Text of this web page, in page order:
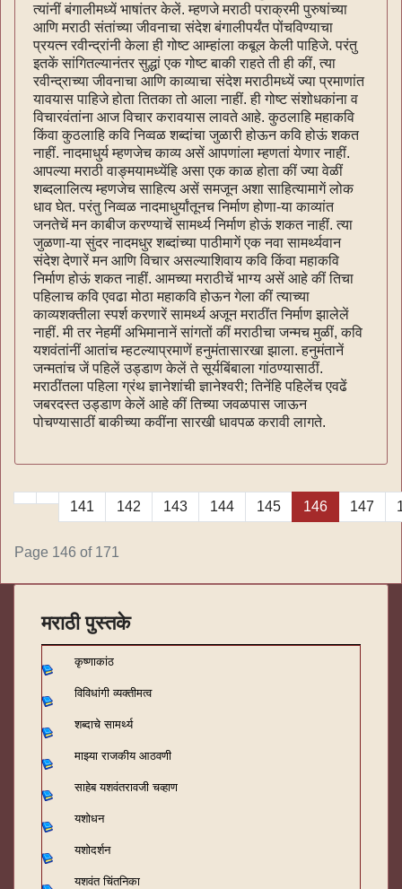
त्यांनीं बंगालीमध्यें भाषांतर केलें. म्हणजे मराठी पराक्रमी पुरुषांच्या
आणि मराठी संतांच्या जीवनाचा संदेश बंगालीपर्यंत पोंचविण्याचा
प्रयत्न रवीन्द्रांनी केला ही गोष्ट आम्हांला कबूल केली पाहिजे. परंतु
इतकें सांगितल्यानंतर सुद्धां एक गोष्ट बाकी राहते ती ही कीं, त्या
रवीन्द्राच्या जीवनाचा आणि काव्याचा संदेश मराठीमध्यें ज्या प्रमाणांत
यावयास पाहिजे होता तितका तो आला नाहीं. ही गोष्ट संशोधकांना व
विचारवंतांना आज विचार करावयास लावते आहे. कुठलाहि महाकवि
किंवा कुठलाहि कवि निव्वळ शब्दांचा जुळारी होऊन कवि होऊं शकत
नाहीं. नादमाधुर्य म्हणजेच काव्य असें आपणांला म्हणतां येणार नाहीं.
आपल्या मराठी वाङ्मयामध्येंहि असा एक काळ होता कीं ज्या वेळीं
शब्दलालित्य म्हणजेच साहित्य असें समजून अशा साहित्यामागें लोक
धाव घेत. परंतु निव्वळ नादमाधुर्यांतूनच निर्माण होणा-या काव्यांत
जनतेचें मन काबीज करण्याचें सामर्थ्य निर्माण होऊं शकत नाहीं. त्या
जुळणा-या सुंदर नादमधुर शब्दांच्या पाठीमागें एक नवा सामर्थ्यवान
संदेश देणारें मन आणि विचार असल्याशिवाय कवि किंवा महाकवि
निर्माण होऊं शकत नाहीं. आमच्या मराठीचें भाग्य असें आहे कीं तिचा
पहिलाच कवि एवढा मोठा महाकवि होऊन गेला कीं त्याच्या
काव्यशक्तीला स्पर्श करणारें सामर्थ्य अजून मराठींत निर्माण झालेलें
नाहीं. मी तर नेहमीं अभिमानानें सांगतों कीं मराठीचा जन्मच मुळीं, कवि
यशवंतांनीं आतांच म्हटल्याप्रमाणें हनुमंतासारखा झाला. हनुमंतानें
जन्मतांच जें पहिलें उड्डाण केलें ते सूर्यबिंबाला गांठण्यासाठीं.
मराठींतला पहिला ग्रंथ ज्ञानेशांची ज्ञानेश्वरी; तिनेंहि पहिलेंच एवढें
जबरदस्त उड्डाण केलें आहे कीं तिच्या जवळपास जाऊन
पोचण्यासाठीं बाकीच्या कवींना सारखी धावपळ करावी लागते.
141 142 143 144 145 146 147
Page 146 of 171
मराठी पुस्तके
कृष्णाकांठ
विविधांगी व्यक्तीमत्व
शब्दाचे सामर्थ्य
माझ्या राजकीय आठवणी
साहेब यशवंतरावजी चव्हाण
यशोधन
यशोदर्शन
यशवंत चिंतनिका